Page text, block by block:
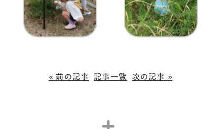
« 前の記事 記事一覧 次の記事 »